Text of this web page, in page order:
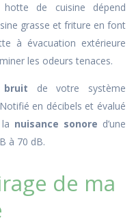
de cuisine dépend
grasse et friture en font
à évacuation extérieure
les odeurs tenaces.
bruit de votre système
en décibels et évalué
nuisance sonore d’une
à 70 dB.
de ma